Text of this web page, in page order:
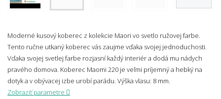
Moderné kusový koberec z kolekcie Maori vo svetlo ružovej farbe.
Tento ručne utkaný koberec vás zaujme vďaka svojej jednoduchosti.
Vďaka svojej svetlej farbe rozjasní každý interiér a dodá mu nádych
pravého domova. Koberec Maomi 220 je veľmi príjemný a hebký na
dotyk a v obývacej izbe urobí parádu. Výška vlasu: 8 mm.
Zobraziť parametre